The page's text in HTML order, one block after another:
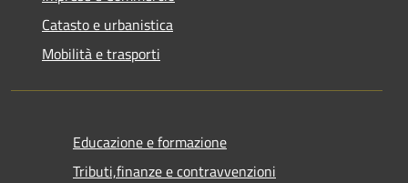
Catasto e urbanistica
Mobilità e trasporti
Educazione e formazione
Tributi,finanze e contravvenzioni